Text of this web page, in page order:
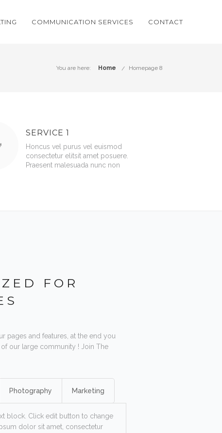
COMMUNICATION SERVICES CONTACT
You are here: Home Homepage 8
SERVICE 1
Honcus vel purus vel euismod
consectetur elitsit amet posuere.
Praesent malesuada nunc non
FOR
pages and features, at the end you
of our large community ! Join The
Photography Marketing
block. Click edit button to change
dolor sit amet, consectetur